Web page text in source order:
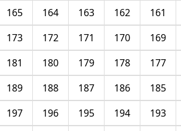
161
162
163
164
165
169
170
171
172
173
177
178
179
180
181
185
186
187
188
189
193
194
195
196
197